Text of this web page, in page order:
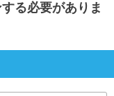
る必要がありま